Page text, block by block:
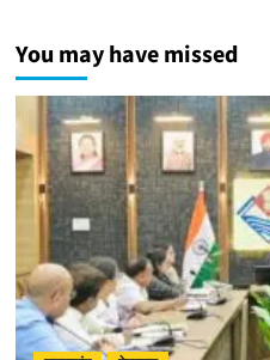
के
से
ही
है
आत्मिक
उन्नति:
विदुषी
अदिति
भारती
You may have missed